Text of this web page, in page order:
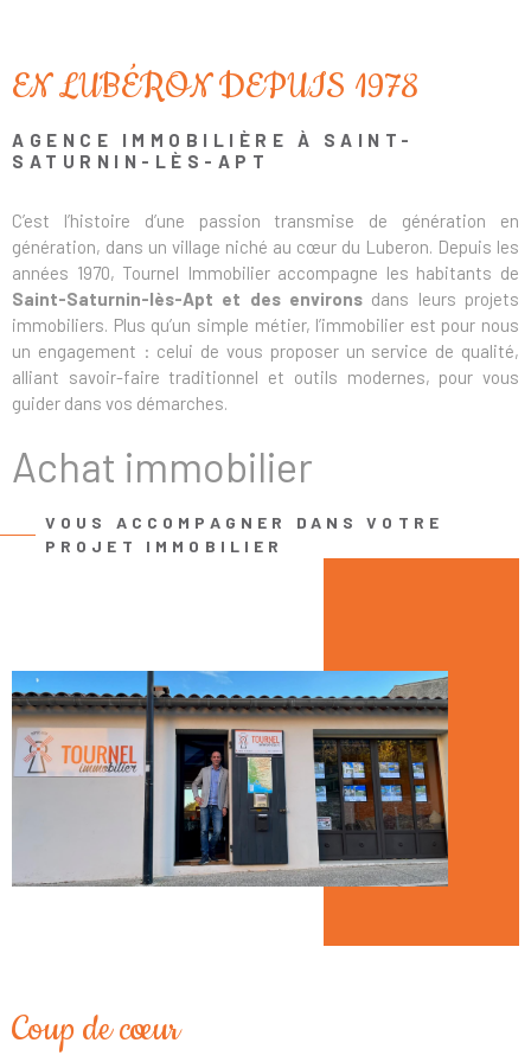
EN LUBÉRON DEPUIS 1978
AGENCE IMMOBILIÈRE À SAINT-
SATURNIN-LÈS-APT
C’est l’histoire d’une passion transmise de génération en
génération, dans un village niché au cœur du Luberon. Depuis les
années 1970, Tournel Immobilier accompagne les habitants de
Saint-Saturnin-lès-Apt et des environs dans leurs projets
immobiliers. Plus qu’un simple métier, l’immobilier est pour nous
un engagement : celui de vous proposer un service de qualité,
alliant savoir-faire traditionnel et outils modernes, pour vous
guider dans vos démarches.
Achat immobilier
Nous savons qu’une vente réussie repose sur plusieurs éléments
essentiels : une évaluation précise du bien, une communication
Si vous êtes acheteur, nous comprenons que chaque projet est
unique. Que vous recherchiez une résidence principale, une
maison de vacances ou un investissement locatif, nous prenons
le temps de vous écouter et de vous présenter les biens qui
répondent réellement à vos attentes. Avec nous, chaque visite
est préparée avec soin pour vous offrir les meilleures chances de
trouver le bien idéal. Consultez nos
annonces immobilières à
Saint-Saturnin-lès-Apt,Gargas,Roussillon,AptetRustrel.
Estimation immobilière
Chez Tournel Immobilier, nous veillons à vous proposer des
estimations réalistes et précises, fondées sur des critères
VOUS ACCOMPAGNER DANS VOTRE
PROJET IMMOBILIER
Coup de cœur